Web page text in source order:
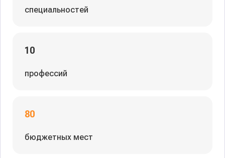
специальностей
10
профессий
80
бюджетных мест